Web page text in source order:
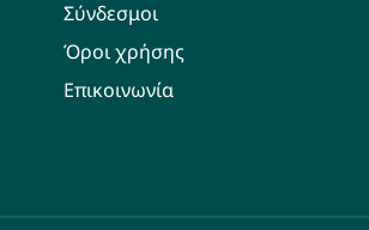
Σύνδεσμοι
Όροι χρήσης
Επικοινωνία